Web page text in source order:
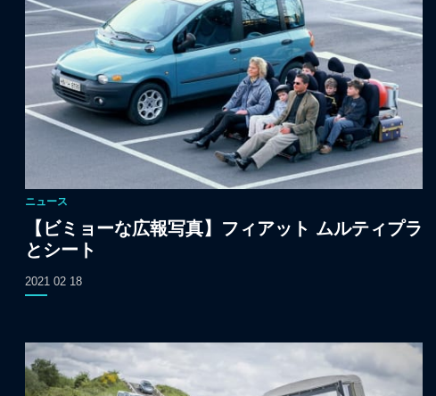
ニュース
【ビミョーな広報写真】フィアット ムルティプラ
とシート
2021 02 18